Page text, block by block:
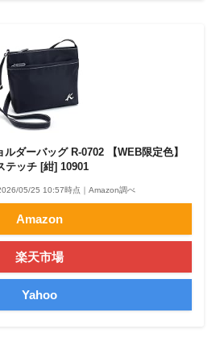
ダーバッグ R-0702 【WEB限定色】
テッチ [紺] 10901
05/25 10:57時点｜Amazon調べ
Amazon
楽天市場
Yahoo